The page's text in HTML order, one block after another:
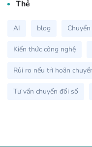
Thẻ
AI blog
Kiến thức công nghệ
Rủi ro nếu trì hoãn
Tư vấn chuyển đổi số